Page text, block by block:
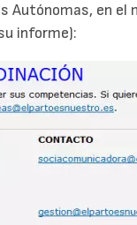
Autónomas, en el
informe):